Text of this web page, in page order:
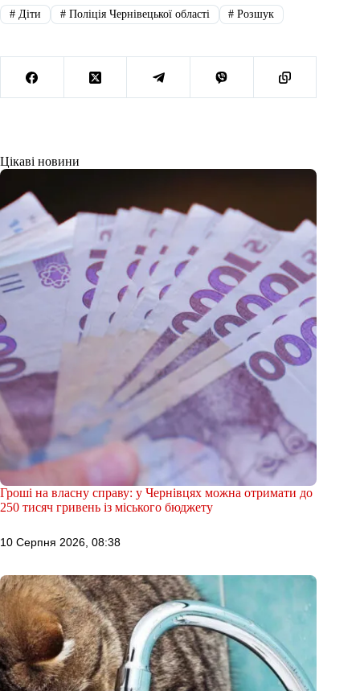
#Діти #Поліція Чернівецької області # Розшук
Цікаві новини
Гроші на власну справу: у Чернівцях можна отримати до
250 тисяч гривень із міського бюджету
10 Серпня 2026, 08:38